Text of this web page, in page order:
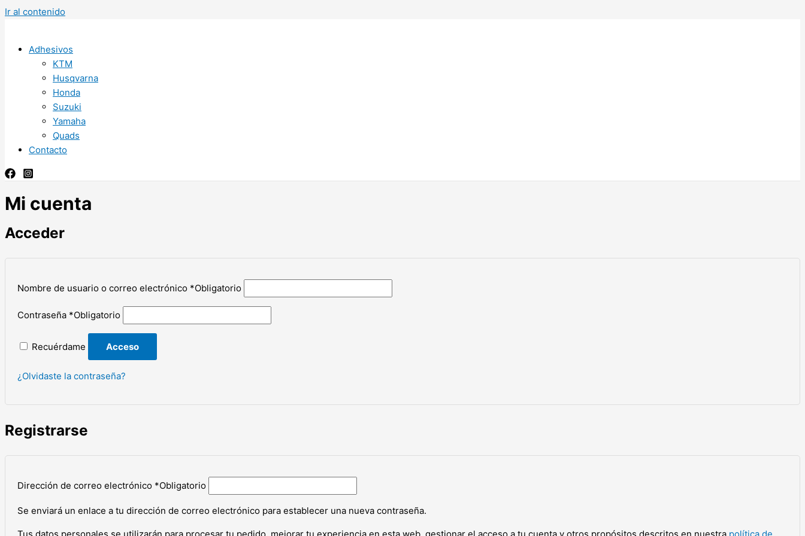
Ir al contenido
Adhesivos
KTM
Husqvarna
Honda
Suzuki
Yamaha
Quads
Contacto
Mi cuenta
Acceder
Nombre de usuario o correo electrónico *Obligatorio
Contraseña *Obligatorio
Recuérdame Acceso
¿Olvidaste la contraseña?
Registrarse
Dirección de correo electrónico *Obligatorio
Se enviará un enlace a tu dirección de correo electrónico para establecer una nueva contraseña.